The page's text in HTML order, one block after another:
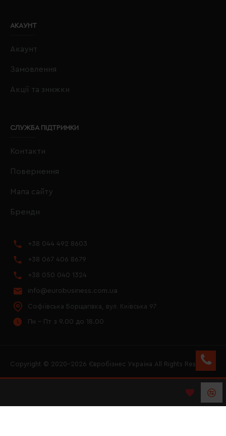
АКАУНТ
Акаунт
Замовлення
Акції та знижки
СЛУЖБА ПІДТРИМКИ
Контакти
Повернення
Мапа сайту
Бренди
+38 044 492 8603
+38 067 406 8679
+38 050 040 1324
info@eurobusiness.com.ua
Софіївська Борщагівка, вул. Київська 97
Пн - Пт з 9.00 до 18.00
Copyright © 2020–2026 Євробізнес Україна All Rights Reserved
LOGO ЄВРОБІЗНЕС